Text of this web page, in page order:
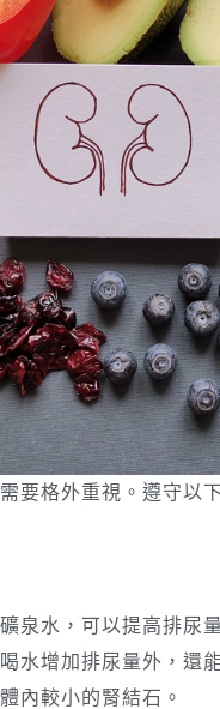
要格外重視。遵守以
泉水，可以提高排尿
水增加排尿量外，還
內較小的腎結石。